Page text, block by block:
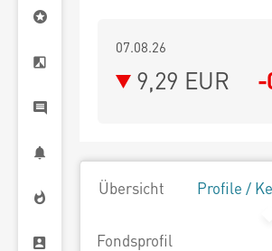
07.08.26
9,29 EUR -
Übersicht Profile /
Fondsprofil